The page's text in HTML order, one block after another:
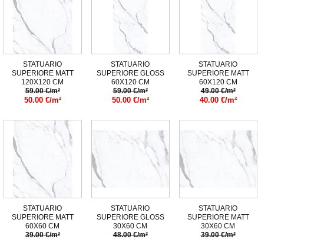
STATUARIO
SUPERIORE MATT
120X120 CM
59.00 €/m²
50.00 €/m²
STATUARIO
SUPERIORE GLOSS
60X120 CM
59.00 €/m²
50.00 €/m²
STATUARIO
SUPERIORE MATT
60X120 CM
49.00 €/m²
40.00 €/m²
STATUARIO
SUPERIORE MATT
60X60 CM
39.00 €/m²
STATUARIO
SUPERIORE GLOSS
30X60 CM
48.00 €/m²
STATUARIO
SUPERIORE MATT
30X60 CM
39.00 €/m²